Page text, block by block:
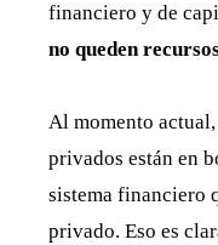
financiero y de
no queden
Al momento
privados están en
sistema financiero
privado. Eso es